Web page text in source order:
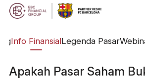
Info FinansialLegenda Pasar
Apakah Pasar Saham